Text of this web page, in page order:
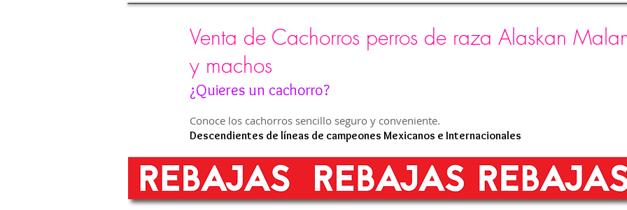
Venta de Cachorros perros de raza Alaskan
y machos
¿Quieres un cachorro?
Conoce los cachorros sencillo seguro y conveniente.
Descendientes de líneas de campeones Mexicanos e Internacionales